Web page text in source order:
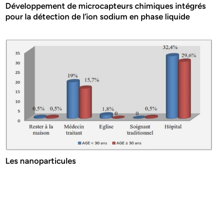
Développement de microcapteurs chimiques intégrés
pour la détection de l’ion sodium en phase liquide
Les nanoparticules